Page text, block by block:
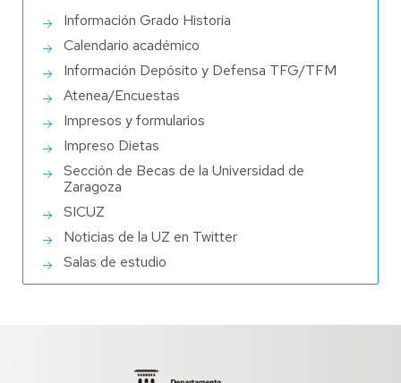
Información Grado Historia
Calendario académico
Información Depósito y Defensa TFG/TFM
Atenea/Encuestas
Impresos y formularios
Impreso Dietas
Sección de Becas de la Universidad de
Zaragoza
SICUZ
Noticias de la UZ en Twitter
Salas de estudio